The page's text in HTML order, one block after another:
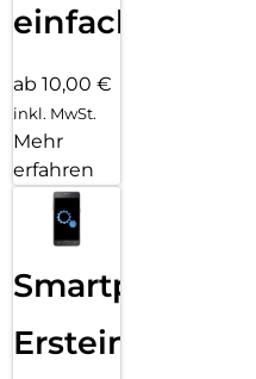
einfach
ab 10,00 €
inkl. MwSt.
Mehr
erfahren
Smartphone
Ersteinrichtung